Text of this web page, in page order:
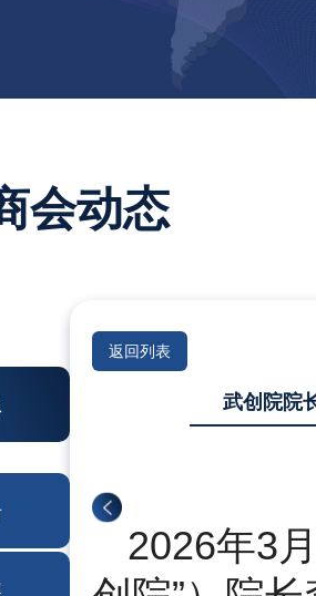
会动态
返回列表
武创院院
2026年3